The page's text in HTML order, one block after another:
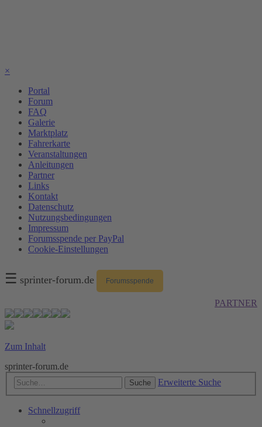
×
Portal
Forum
FAQ
Galerie
Marktplatz
Fahrerkarte
Veranstaltungen
Anleitungen
Partner
Links
Kontakt
Datenschutz
Nutzungsbedingungen
Impressum
Forumsspende per PayPal
Cookie-Einstellungen
☰ sprinter-forum.de Forumsspende
PARTNER
Zum Inhalt
sprinter-forum.de
Suche Erweiterte Suche
Schnellzugriff